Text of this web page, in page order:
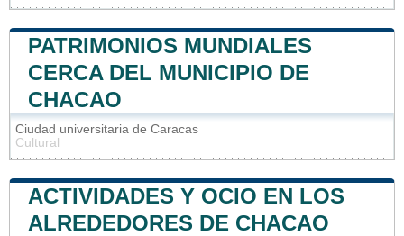
PATRIMONIOS MUNDIALES
CERCA DEL MUNICIPIO DE
CHACAO
Ciudad universitaria de Caracas
Cultural
ACTIVIDADES Y OCIO EN LOS
ALREDEDORES DE CHACAO